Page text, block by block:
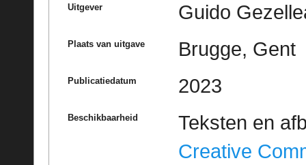
Uitgever Guido
Plaats van uitgave Brugge, Gent
Publicatiedatum 2023
Beschikbaarheid
Teksten en
Creative